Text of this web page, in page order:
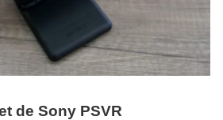
de Sony PSVR